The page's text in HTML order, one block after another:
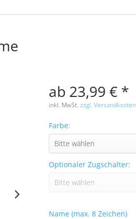
ab 23,99 € *
inkl. MwSt.zzgl. Versandkosten
Farbe:
Optionaler Zugschalter:
Name (max. 8 Zeichen)